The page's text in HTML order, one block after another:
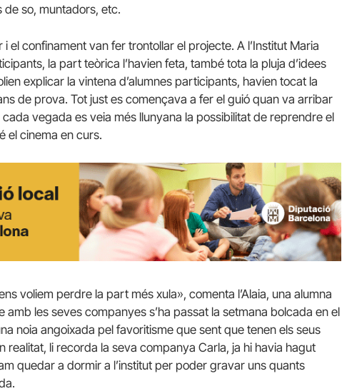
so, muntadors, etc.
el confinament van fer trontollar el projecte. A l’Institut Maria
la part teòrica l’havien feta, també tota la pluja d’idees
explicar la vintena d’alumnes participants, havien tocat la
de prova. Tot just es començava a fer el guió quan va arribar
cada vegada es veia més llunyana la possibilitat de reprendre el
el cinema en curs.
voliem perdre la part més xula», comenta l’Alaia, una alumna
amb les seves companyes s’ha passat la setmana bolcada en el
noia angoixada pel favoritisme que sent que tenen els seus
realitat, li recorda la seva companya Carla, ja hi havia hagut
quedar a dormir a l’institut per poder gravar uns quants